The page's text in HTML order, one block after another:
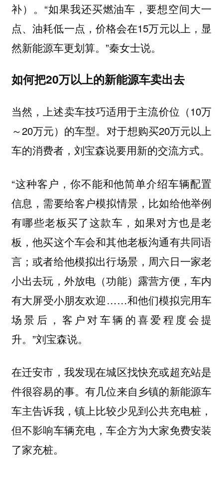
补）。“如果我还买燃油车，要想空间大一
点、油耗低一点，价格会在15万元以上，显
然新能源车更划算。”秦女士说。
如何把20万以上的新能源车卖出去
当然，上述卖车技巧适用于主流价位（10万
～20万元）的车型。对于想购买20万元以上
车的消费者，刘宝森说要用新的交流方式。
“这种客户，你不能和他简单介绍车辆配置
信息，需要给客户模拟情景，比如给他举例
有哪些老板买了这款车，如果对方也是老
板，他买这个车会和其他老板沟通有共同语
言；或者给他模拟出行场景，周六日一家老
小出去玩，外放电（功能）露营方便，车内
有大屏受小朋友欢迎……和他们模拟完用车
场景后，客户对车辆的喜爱程度会提
升。”刘宝森说。
在迁安市，我发现在城区找快充或超充站是
件很容易的事。有几位来自乡镇的新能源车
车主告诉我，镇上比较少见到公共充电桩，
但不影响车辆充电，车企方为大家免费安装
了家充桩。